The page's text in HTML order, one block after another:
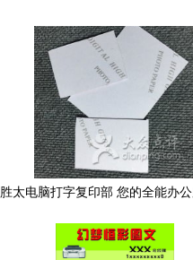
胜太电脑打字复印部 您的全能办